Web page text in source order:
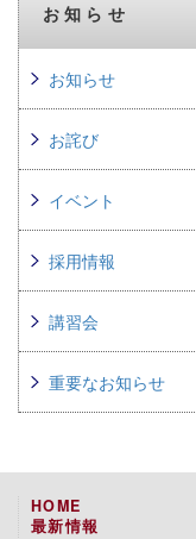
お知らせ
お知らせ
お詫び
イベント
採用情報
講習会
重要なお知らせ
HOME
最新情報